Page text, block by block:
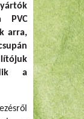
PVC
arra,
a